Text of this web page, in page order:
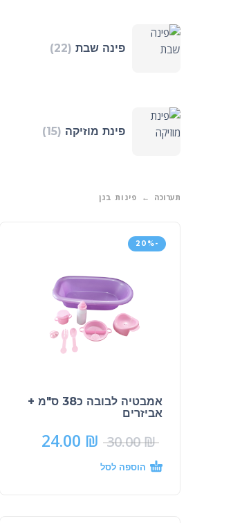
פינה שבת (22)
פינת מוזיקה (15)
תערוכה פינות בגן
-20%
אמבטיה לבובה כ38 ס"מ +
אביזרים
30.00₪
24.00 ₪
הוספה לסל